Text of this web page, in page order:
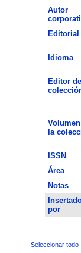
Autor
Editorial
Idioma
Editor
la
ISSN
Área
Notas
por
Seleccionar todo